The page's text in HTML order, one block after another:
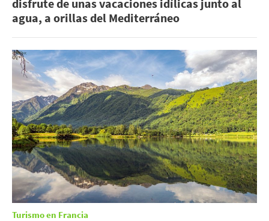
disfrute de unas vacaciones idílicas junto al
agua, a orillas del Mediterráneo
Turismo en Francia